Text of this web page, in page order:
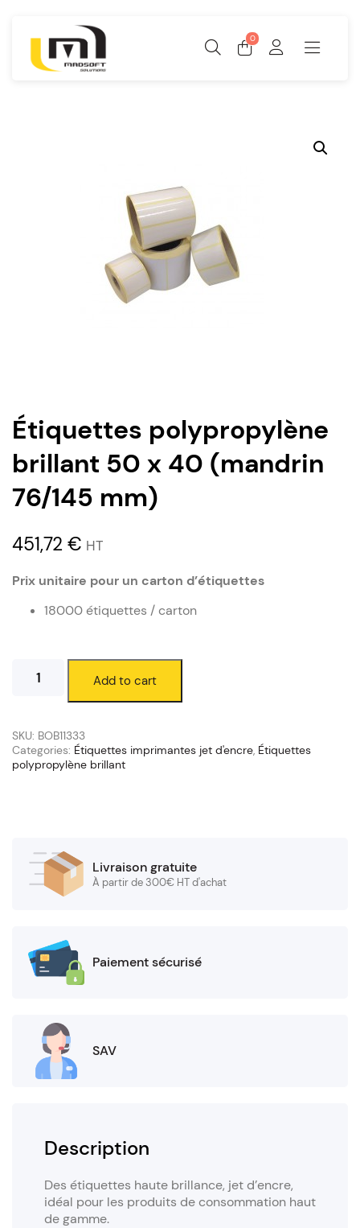
Étiquettes polypropylène
brillant 50 x 40 (mandrin
76/145 mm)
451,72 € HT
Prix unitaire pour un carton d’étiquettes
18000 étiquettes / carton
polypropylène
x
40
(mandrin
Add to cart
SKU: BOB11333
Categories: Étiquettes imprimantes jet d'encre, Étiquettes
polypropylène brillant
Livraison gratuite
À partir de 300€ HT d'achat
Paiement sécurisé
SAV
Description
Des étiquettes haute brillance, jet d’encre,
idéal pour les produits de consommation haut
de gamme.